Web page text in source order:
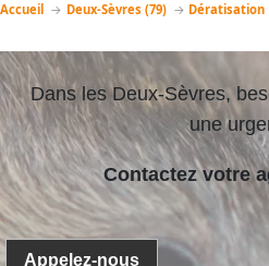
Accueil Deux-Sèvres (79) Dératisation
Dans les Deux-Sèvres,
une
Contactez votre
Appelez-nous